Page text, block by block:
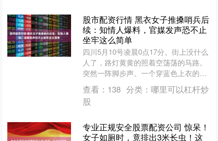
股市配资行情 黑衣女子推搡哨兵后
续：知情人爆料，官媒发声恐不止
坐牢这么简单
四川5月10号凌晨0点17分。街上没什么
人了，路灯黄黄的照着空荡荡的马路。
突然一阵脚步声。一个穿蓝色上衣的男
人在前面拼命跑，后面两个人紧追不
放。男的一边跑一边....
查看： 138 分类： 哪里可以杠杆炒
股
专业正规安全股票配资公司 惊呆！
女子如厕时，竟排出3米长虫！这